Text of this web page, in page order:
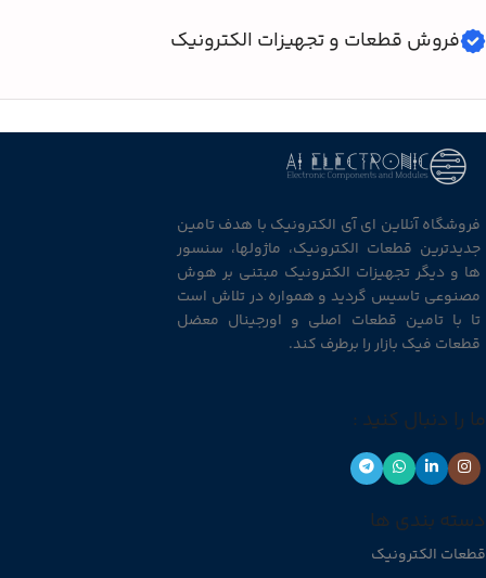
فروش قطعات و تجهیزات الکترونیک
فروشگاه آنلاین ای آی الکترونیک با هدف تامین
جدیدترین قطعات الکترونیک، ماژولها، سنسور
ها و دیگر تجهیزات الکترونیک مبتنی بر هوش
مصنوعی تاسیس گردید و همواره در تلاش است
تا با تامین قطعات اصلی و اورجینال معضل
قطعات فیک بازار را برطرف کند.
ما را دنبال کنید :
دسته بندی ها
قطعات الکترونیک